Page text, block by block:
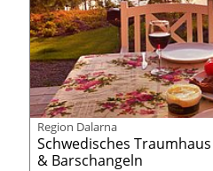
Region Dalarna
Schwedisches
& Barschangeln